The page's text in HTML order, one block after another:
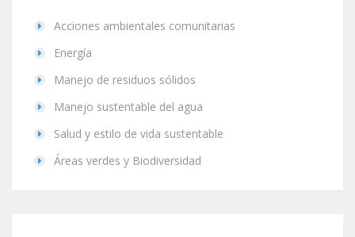
Acciones ambientales comunitarias
Energía
Manejo de residuos sólidos
Manejo sustentable del agua
Salud y estilo de vida sustentable
Áreas verdes y Biodiversidad